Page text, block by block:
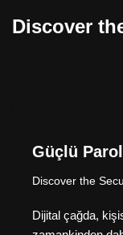
Discover
Güçlü
Discover the
Dijital çağda,